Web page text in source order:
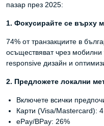
пазар през 2025:
1. Фокусирайте се върху
74% от транзакциите в
осъществяват чрез мобилни
responsive дизайн и
2. Предложете локални
Включете всички
Карти (Visa/Mastercard):
ePay/ВPay: 26%